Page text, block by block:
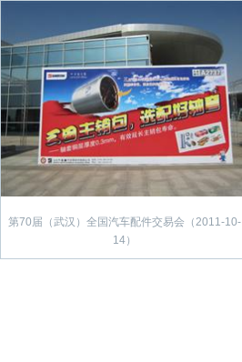
第70届（武汉）全国汽车配件交易会（2011-10-
14）